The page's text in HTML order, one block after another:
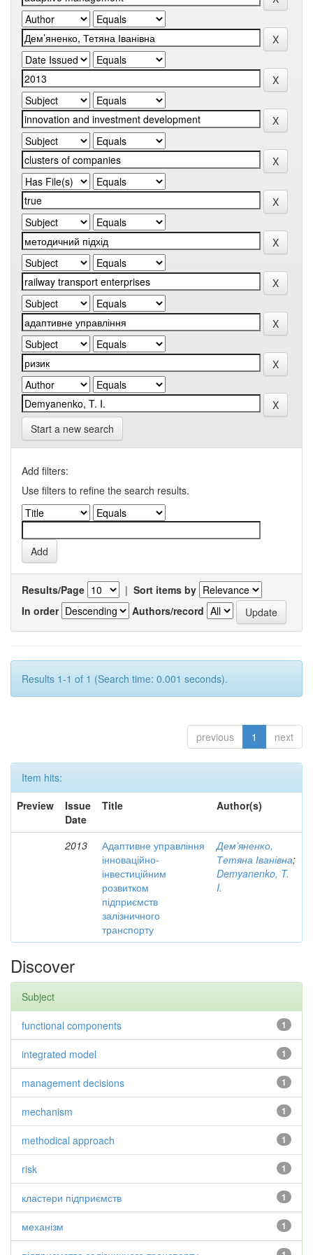
Start a new search
Add filters:
Use filters to refine the search results.
Results/Page | Sort items by
In order
Authors/record
Results 1-1 of 1 (Search time: 0.001 seconds).
previous 1 next
Item hits:
Preview
Issue
Date
Title Author(s)
2013
Адаптивне управління
інноваційно-
інвестиційним
розвитком
підприємств
залізничного
транспорту
Дем’яненко,
Тетяна Іванівна;
Demyanenko, T.
I.
Discover
Subject
1
functional components
1
integrated model
1
management decisions
1
mechanism
1
methodical approach
1
risk
1
кластери підприємств
1
механізм